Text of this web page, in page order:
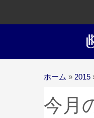
ホーム » 2015
今月